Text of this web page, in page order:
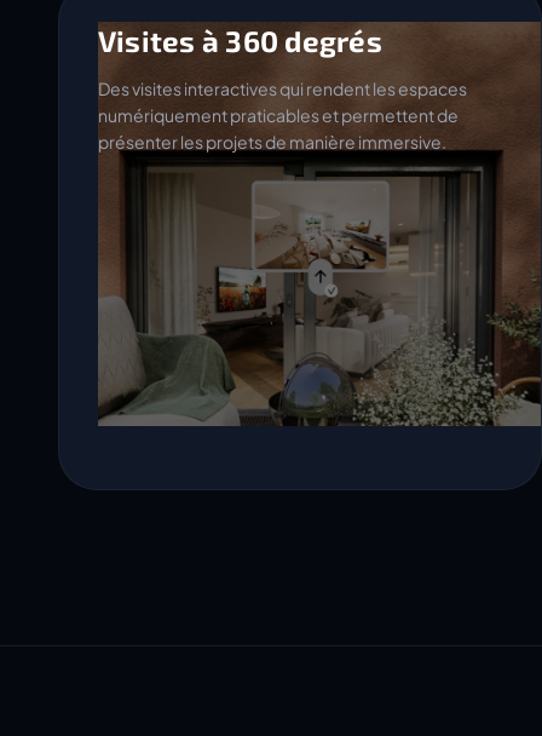
Visites à 360 degrés
Des visites interactives qui rendent les espaces
numériquement praticables et permettent de
présenter les projets de manière immersive.